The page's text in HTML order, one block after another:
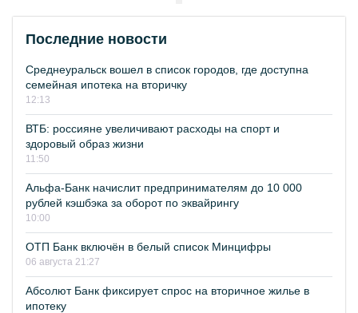
Последние новости
Среднеуральск вошел в список городов, где доступна
семейная ипотека на вторичку
12:13
ВТБ: россияне увеличивают расходы на спорт и
здоровый образ жизни
11:50
Альфа-Банк начислит предпринимателям до 10 000
рублей кэшбэка за оборот по эквайрингу
10:00
ОТП Банк включён в белый список Минцифры
06 августа 21:27
Абсолют Банк фиксирует спрос на вторичное жилье в
ипотеку